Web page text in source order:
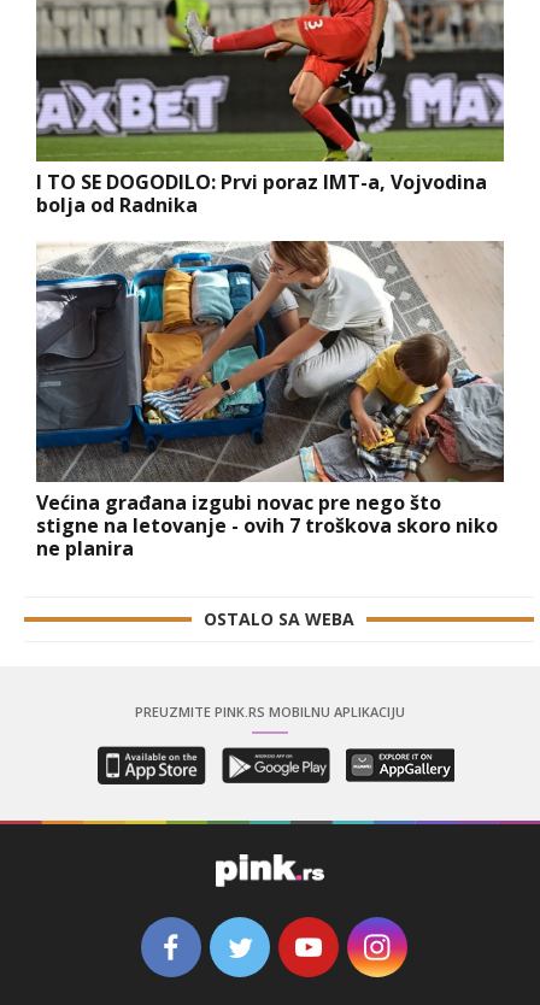
I TO SE DOGODILO: Prvi poraz IMT-a, Vojvodina
bolja od Radnika
Većina građana izgubi novac pre nego što
stigne na letovanje - ovih 7 troškova skoro niko
ne planira
OSTALO SA WEBA
PREUZMITE PINK.RS MOBILNU APLIKACIJU